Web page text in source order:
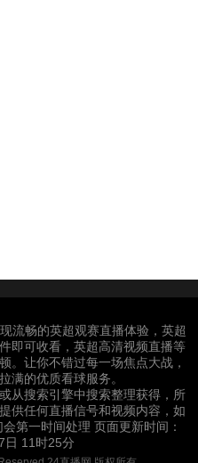
流畅的英超观赛直播体验，英超
即可收看，英超高清视频直播等
。让你不错过每一场焦点大战，
满的优质看球服务。
从搜索引擎中搜索整理获得，所
供任何直播信号和视频内容，如
第一时间处理 页面更新时间：
日 11时25分